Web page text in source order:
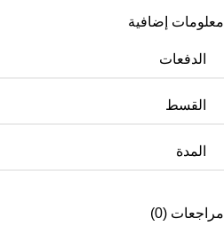
معلومات إضافية
الدفعات
القسط
المدة
مراجعات (0)